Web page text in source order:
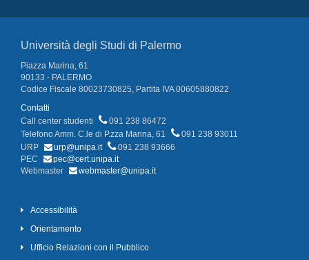
Università degli Studi di Palermo
Piazza Marina, 61
90133 - PALERMO
Codice Fiscale 80023730825, Partita IVA 00605880822
Contatti
Call center studenti
091 238 86472
Telefono Amm. C.le di P.zza Marina, 61
091 238 93011
URP
urp@unipa.it
091 238 93666
PEC
pec@cert.unipa.it
Webmaster
webmaster@unipa.it
Accessibilità
Orientamento
Ufficio Relazioni con il Pubblico